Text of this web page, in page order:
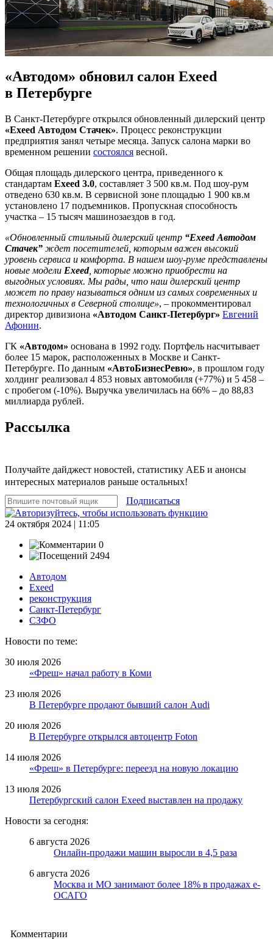
«Автодом» обновил салон Exeed
в Петербурге
В Санкт-Петербурге открылся обновленный дилерский центр
«Exeed Автодом Стачек». Процесс реконструкции
предприятия занял четыре месяца. Запуск салона марки во
временном решении состоялся весной.
Общая площадь дилерского центра, приведенного к
стандартам Exeed 3.0, составляет 3 500 кв.м. Под шоу-рум
отведено 630 кв.м. В сервисной зоне площадью 1 900 кв.м
установлено 17 подъемников. Пропускная способность
участка – 15 тысяч машинозаездов в год.
«Обновленный стильный дилерский центр “Exeed Автодом
Стачек” ждет посетителей, которым важен высокий
уровень сервиса и комфорта. В нашем шоу-руме представлены
новые модели Exeed, которые можно приобрести на
выгодных условиях. Мы рады, что наш дилерский центр
может по праву называться одним из самых современных и
технологичных в Северной столице», – прокомментировал
директор дивизиона «Автодом Санкт-Петербург» Евгений
Афонин.
ГК «Автодом» основана в 1992 году. Портфель насчитывает
более 15 марок, расположенных в Москве и Санкт-
Петербурге. По данным «АвтоБизнесРевю», в прошлом году
холдинг реализовал 4 853 новых автомобиля (+77%) и 5 458 –
с пробегом (-10%). Выручка увеличилась на 66% – до 88,83
миллиарда рублей.
Рассылка
Получайте дайджест новостей, статистику АЕБ и анонсы
интересных материалов раньше остальных!
Подписаться
24 октября 2024 | 11:05
0
2494
Автодом
Exeed
реконструкция
Санкт-Петербург
СЗФО
Новости по теме:
30 июля 2026
«Фреш» начал работу в Коми
23 июля 2026
В Петербурге продают бывший салон Audi
20 июля 2026
В Петербурге открылся автоцентр Foton
14 июля 2026
«Фреш» в Петербурге: переезд на новую локацию
13 июля 2026
Петербургский салон Exeed выставлен на продажу
Новости за сегодня:
6 августа 2026
Онлайн-продажи машин выросли в 4,5 раза
6 августа 2026
Москва и МО занимают более 18% в продажах е-
ОСАГО
Комментарии